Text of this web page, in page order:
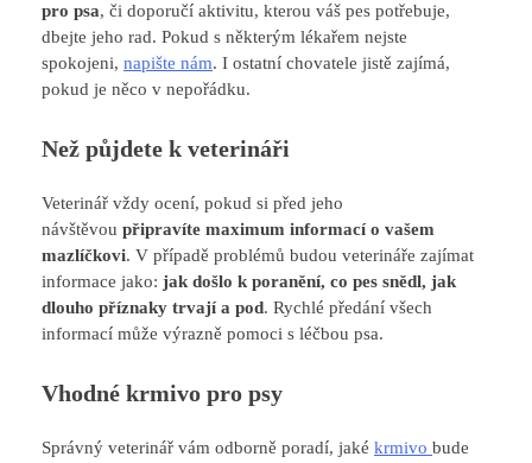
pro psa, či doporučí aktivitu, kterou váš pes potřebuje,
dbejte jeho rad. Pokud s některým lékařem nejste
spokojeni, napište nám. I ostatní chovatele jistě zajímá,
pokud je něco v nepořádku.
Než půjdete k veterináři
Veterinář vždy ocení, pokud si před jeho
návštěvou připravíte maximum informací o vašem
mazlíčkovi. V případě problémů budou veterináře zajímat
informace jako: jak došlo k poranění, co pes snědl, jak
dlouho příznaky trvají a pod. Rychlé předání všech
informací může výrazně pomoci s léčbou psa.
Vhodné krmivo pro psy
Správný veterinář vám odborně poradí, jaké krmivo bude